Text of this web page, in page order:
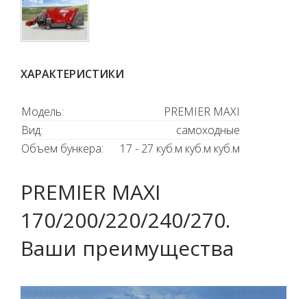
ХАРАКТЕРИСТИКИ
Модель:
PREMIER MAXI
Вид:
самоходные
Объем бункера:
17 - 27 куб.м куб.м куб.м
PREMIER MAXI
170/200/220/240/270.
Ваши преимущества